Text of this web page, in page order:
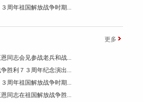
周年祖国解放战争时期...
更多
同志会见参战老兵和战...
胜利７３周年纪念演出...
周年祖国解放战争时期...
同志在祖国解放战争胜...